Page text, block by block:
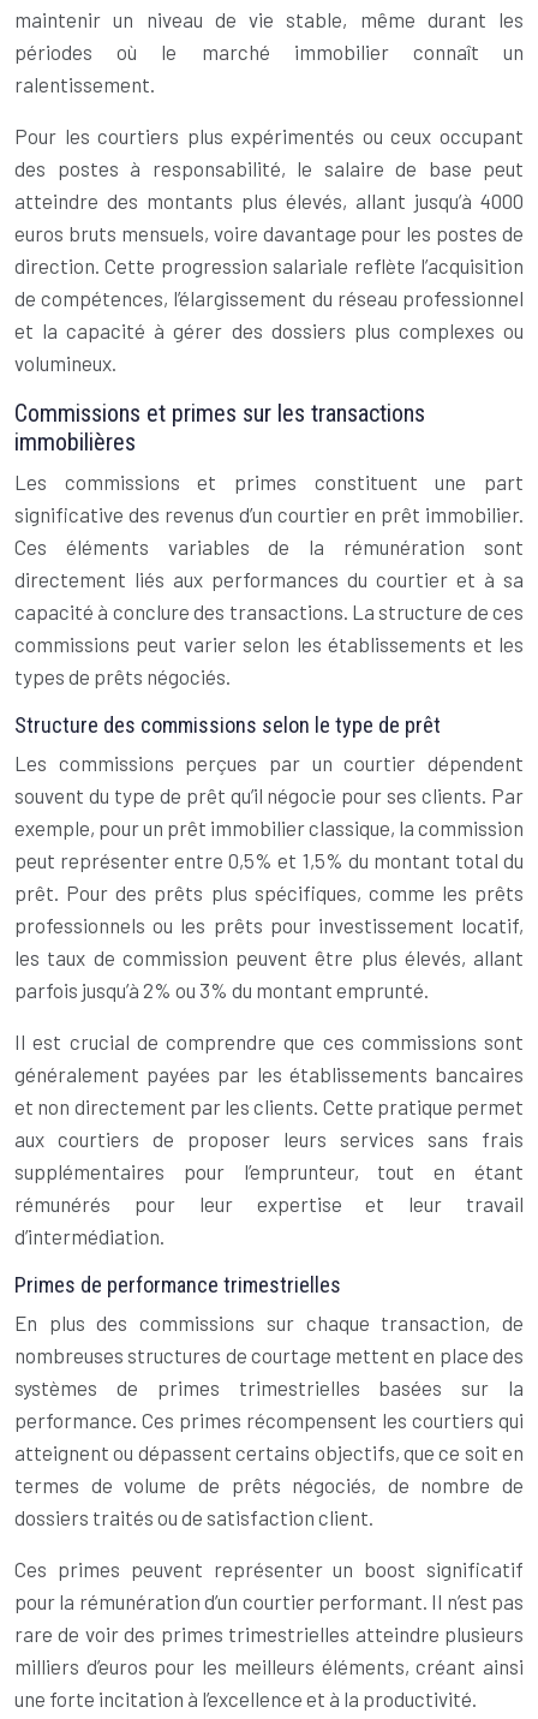
maintenir un niveau de vie stable, même durant les
périodes où le marché immobilier connaît un
ralentissement.
Pour les courtiers plus expérimentés ou ceux occupant
des postes à responsabilité, le salaire de base peut
atteindre des montants plus élevés, allant jusqu’à 4000
euros bruts mensuels, voire davantage pour les postes de
direction. Cette progression salariale reflète l’acquisition
de compétences, l’élargissement du réseau professionnel
et la capacité à gérer des dossiers plus complexes ou
volumineux.
Commissions et primes sur les transactions
immobilières
Les commissions et primes constituent une part
significative des revenus d’un courtier en prêt immobilier.
Ces éléments variables de la rémunération sont
directement liés aux performances du courtier et à sa
capacité à conclure des transactions. La structure de ces
commissions peut varier selon les établissements et les
types de prêts négociés.
Structure des commissions selon le type de prêt
Les commissions perçues par un courtier dépendent
souvent du type de prêt qu’il négocie pour ses clients. Par
exemple, pour un prêt immobilier classique, la commission
peut représenter entre 0,5% et 1,5% du montant total du
prêt. Pour des prêts plus spécifiques, comme les prêts
professionnels ou les prêts pour investissement locatif,
les taux de commission peuvent être plus élevés, allant
parfois jusqu’à 2% ou 3% du montant emprunté.
Il est crucial de comprendre que ces commissions sont
généralement payées par les établissements bancaires
et non directement par les clients. Cette pratique permet
aux courtiers de proposer leurs services sans frais
supplémentaires pour l’emprunteur, tout en étant
rémunérés pour leur expertise et leur travail
d’intermédiation.
Primes de performance trimestrielles
En plus des commissions sur chaque transaction, de
nombreuses structures de courtage mettent en place des
systèmes de primes trimestrielles basées sur la
performance. Ces primes récompensent les courtiers qui
atteignent ou dépassent certains objectifs, que ce soit en
termes de volume de prêts négociés, de nombre de
dossiers traités ou de satisfaction client.
Ces primes peuvent représenter un boost significatif
pour la rémunération d’un courtier performant. Il n’est pas
rare de voir des primes trimestrielles atteindre plusieurs
milliers d’euros pour les meilleurs éléments, créant ainsi
une forte incitation à l’excellence et à la productivité.